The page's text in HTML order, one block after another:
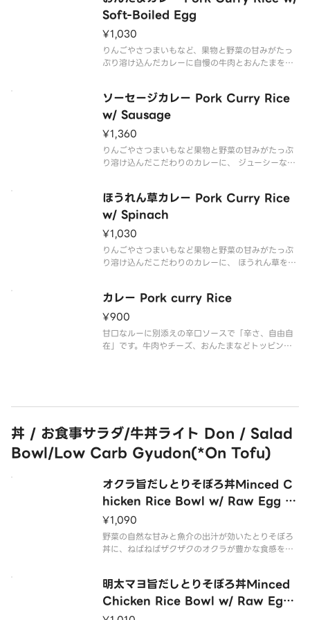
Soft-Boiled Egg
¥1,030
りんごやさつまいもなど、果物と野菜の甘みがたっ
ぷり溶け込んだカレーに自慢の牛肉とおんたまをト
ソーセージカレー Pork Curry Rice
w/ Sausage
¥1,360
りんごやさつまいもなど果物と野菜の甘みがたっぷ
り溶け込んだこだわりのカレーに、 ジューシーなソ
ほうれん草カレー Pork Curry Rice
w/ Spinach
¥1,030
りんごやさつまいもなど果物と野菜の甘みがたっぷ
り溶け込んだこだわりのカレーに、 ほうれん草をト
カレー Pork curry Rice
¥900
甘口なルーに別添えの辛口ソースで「辛さ、自由自
在」です。牛肉やチーズ、おんたまなどトッピング
丼 / お食事サラダ/牛丼ライト Don / Salad
Bowl/Low Carb Gyudon(*On Tofu)
オクラ旨だしとりそぼろ丼Minced C
hicken Rice Bowl w/ Raw Egg &
Okra
¥1,090
野菜の自然な甘みと魚介の出汁が効いたとりそぼろ
丼に、ねばねばザクザクのオクラが豊かな食感を加
明太マヨ旨だしとりそぼろ丼Minced
Chicken Rice Bowl w/ Raw Egg